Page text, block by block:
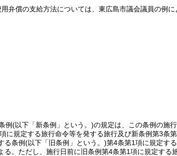
弁償の支給方法については、東広島市議会議員の例に
例(以下「新条例」という。)の規定は、この条例の施
に規定する旅行命令等を発する旅行及び新条例第3条
る条例(以下「旧条例」という。)第4条第1項に規定す
。 ただし、施行日前に旧条例第4条第1項に規定する